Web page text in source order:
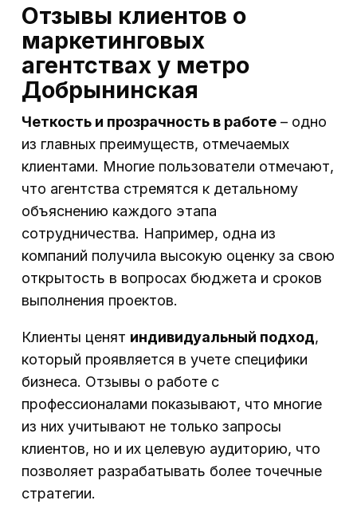
Отзывы клиентов о
маркетинговых
агентствах у метро
Добрынинская
Четкость и прозрачность в работе – одно
из главных преимуществ, отмечаемых
клиентами. Многие пользователи отмечают,
что агентства стремятся к детальному
объяснению каждого этапа
сотрудничества. Например, одна из
компаний получила высокую оценку за свою
открытость в вопросах бюджета и сроков
выполнения проектов.
Клиенты ценят индивидуальный подход,
который проявляется в учете специфики
бизнеса. Отзывы о работе с
профессионалами показывают, что многие
из них учитывают не только запросы
клиентов, но и их целевую аудиторию, что
позволяет разрабатывать более точечные
стратегии.